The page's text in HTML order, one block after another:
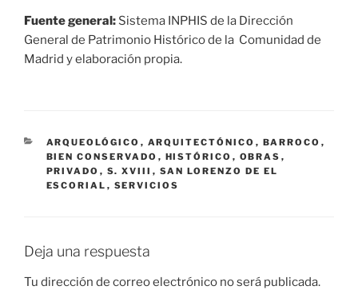
Fuente general: Sistema INPHIS de la Dirección
General de Patrimonio Histórico de la Comunidad de
Madrid y elaboración propia.
CATEGORÍAS
ARQUEOLÓGICO , ARQUITECTÓNICO , BARROCO ,
BIEN CONSERVADO , HISTÓRICO , OBRAS ,
PRIVADO , S. XVIII , SAN LORENZO DE EL
ESCORIAL , SERVICIOS
Deja una respuesta
Tu dirección de correo electrónico no será publicada.